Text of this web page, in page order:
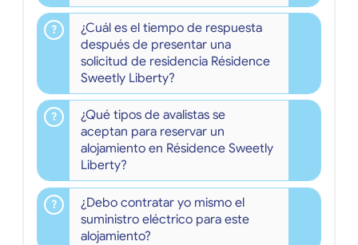
¿Cuál es el tiempo de respuesta
después de presentar una
solicitud de residencia Résidence
Sweetly Liberty?
¿Qué tipos de avalistas se
aceptan para reservar un
alojamiento en Résidence Sweetly
Liberty?
¿Debo contratar yo mismo el
suministro eléctrico para este
alojamiento?